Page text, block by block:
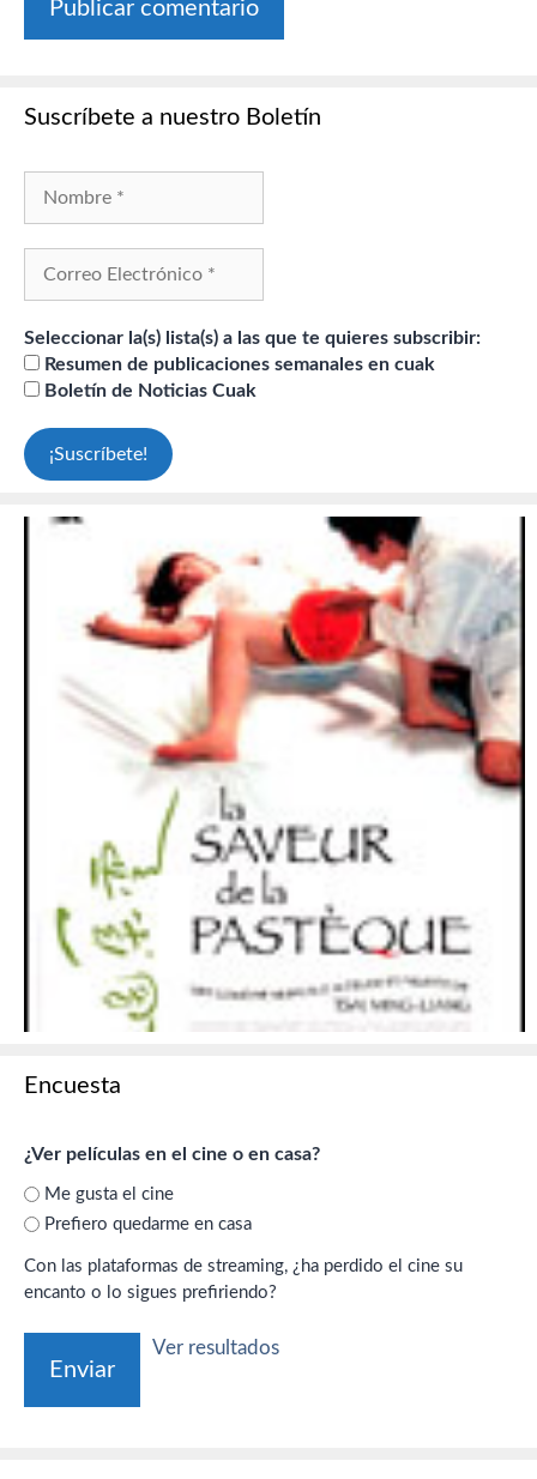
Suscríbete a nuestro Boletín
Seleccionar la(s) lista(s) a las que te quieres subscribir:
Resumen de publicaciones semanales en cuak
Boletín de Noticias Cuak
Encuesta
¿Ver películas en el cine o en casa?
Me gusta el cine
Prefiero quedarme en casa
Con las plataformas de streaming, ¿ha perdido el cine su
encanto o lo sigues prefiriendo?
Ver resultados